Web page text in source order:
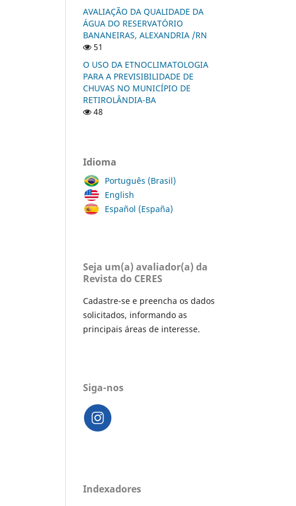
AVALIAÇÃO DA QUALIDADE DA
ÁGUA DO RESERVATÓRIO
BANANEIRAS, ALEXANDRIA /RN
51
O USO DA ETNOCLIMATOLOGIA
PARA A PREVISIBILIDADE DE
CHUVAS NO MUNICÍPIO DE
RETIROLÂNDIA-BA
48
Idioma
Português (Brasil)
English
Español (España)
Seja um(a) avaliador(a) da
Revista do CERES
Cadastre-se e preencha os dados
solicitados, informando as
principais áreas de interesse.
Siga-nos
Indexadores